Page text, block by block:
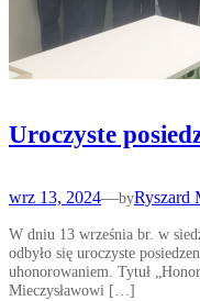
Uroczyste
wrz 13, 2024—byRyszard
W dniu 13 września br. w
odbyło się uroczyste
uhonorowaniem. Tytuł
Mieczysławowi […]